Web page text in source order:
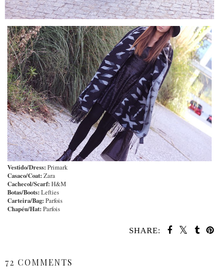
Vestido/Dress: Primark
Casaco/Coat: Zara
Cachecol/Scarf: H&M
Botas/Boots: Lefties
Carteira/Bag: Parfois
Chapéu/Hat: Parfois
SHARE:
72 COMMENTS